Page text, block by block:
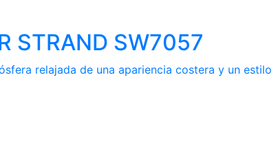
STRAND SW7057
relajada de una apariencia costera y un